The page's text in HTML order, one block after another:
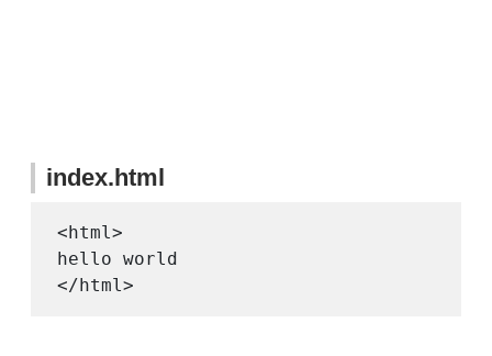
index.html
<html>
hello world